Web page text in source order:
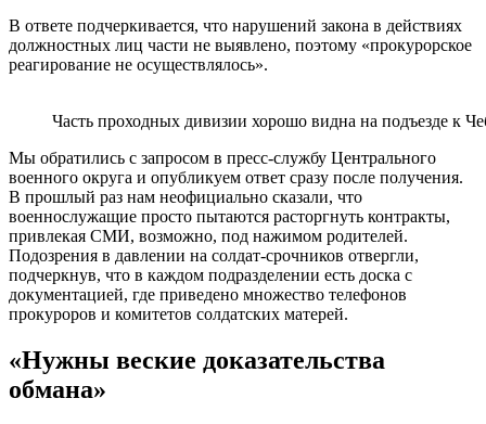
В ответе подчеркивается, что нарушений закона в действиях
должностных лиц части не выявлено, поэтому «прокурорское
реагирование не осуществлялось».
Часть проходных дивизии хорошо видна на подъезде к
Мы обратились с запросом в пресс-службу Центрального
военного округа и опубликуем ответ сразу после получения.
В прошлый раз нам неофициально сказали, что
военнослужащие просто пытаются расторгнуть контракты,
привлекая СМИ, возможно, под нажимом родителей.
Подозрения в давлении на солдат-срочников отвергли,
подчеркнув, что в каждом подразделении есть доска с
документацией, где приведено множество телефонов
прокуроров и комитетов солдатских матерей.
«Нужны веские доказательства
обмана»